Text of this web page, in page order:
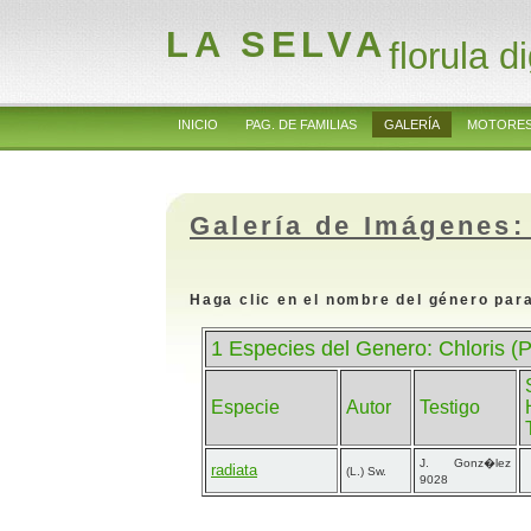
LA SELVAflorula
INICIO PAG. DE FAMILIAS GALERÍA
Galería de
Haga clic en el nombre del género
1 Especies del Genero: Chloris
Especie Autor Testigo
radiata (L.) Sw.
J. Gonz�lez
9028